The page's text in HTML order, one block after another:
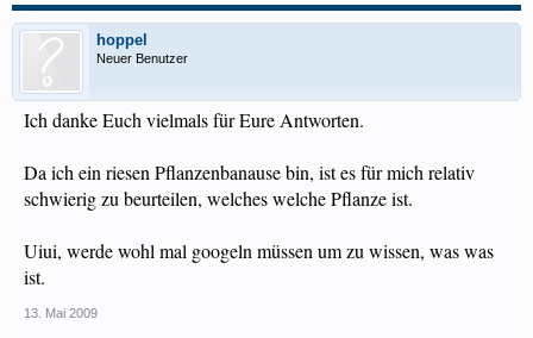
hoppel
Neuer Benutzer
Ich danke Euch vielmals für Eure Antworten.
Da ich ein riesen Pflanzenbanause bin, ist es für mich relativ
schwierig zu beurteilen, welches welche Pflanze ist.
Uiui, werde wohl mal googeln müssen um zu wissen, was was
ist.
13. Mai 2009